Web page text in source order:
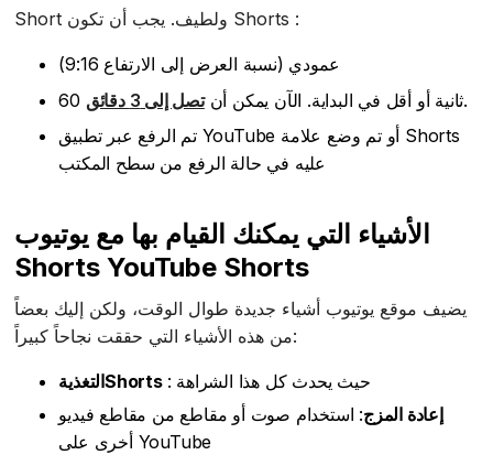
Short ولطيف. يجب أن تكون Shorts :
عمودي (نسبة العرض إلى الارتفاع 9:16)
60 ثانية أو أقل في البداية. الآن يمكن أنتصل إلى 3 دقائق
.
تم الرفع عبر تطبيق YouTube أو تم وضع علامة Shorts
عليه في حالة الرفع من سطح المكتب
الأشياء التي يمكنك القيام بها مع يوتيوب
Shorts YouTube Shorts
يضيف موقع يوتيوب أشياء جديدة طوال الوقت، ولكن إليك بعضاً
من هذه الأشياء التي حققت نجاحاً كبيراً:
التغذيةShorts
: حيث يحدث كل هذا الشراهة
إعادة المزج: استخدام صوت أو مقاطع من مقاطع فيديو
أخرى على YouTube